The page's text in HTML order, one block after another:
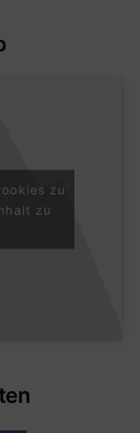
zu
zu